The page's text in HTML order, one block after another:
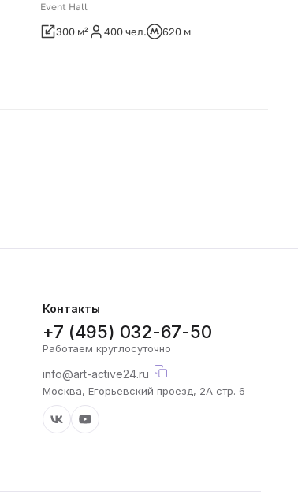
Event Hall
300 м² 400 чел. 620 м
Контакты
+7 (495) 032-67-50
Работаем круглосуточно
info@art-active24.ru
Москва, Егорьевский проезд, 2А стр. 6